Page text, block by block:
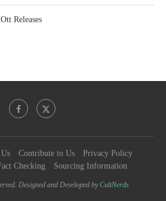
Releases
Contribute to Us
Privacy Policy
Checking
Sourcing Information
Designed and Developed byCultNerds